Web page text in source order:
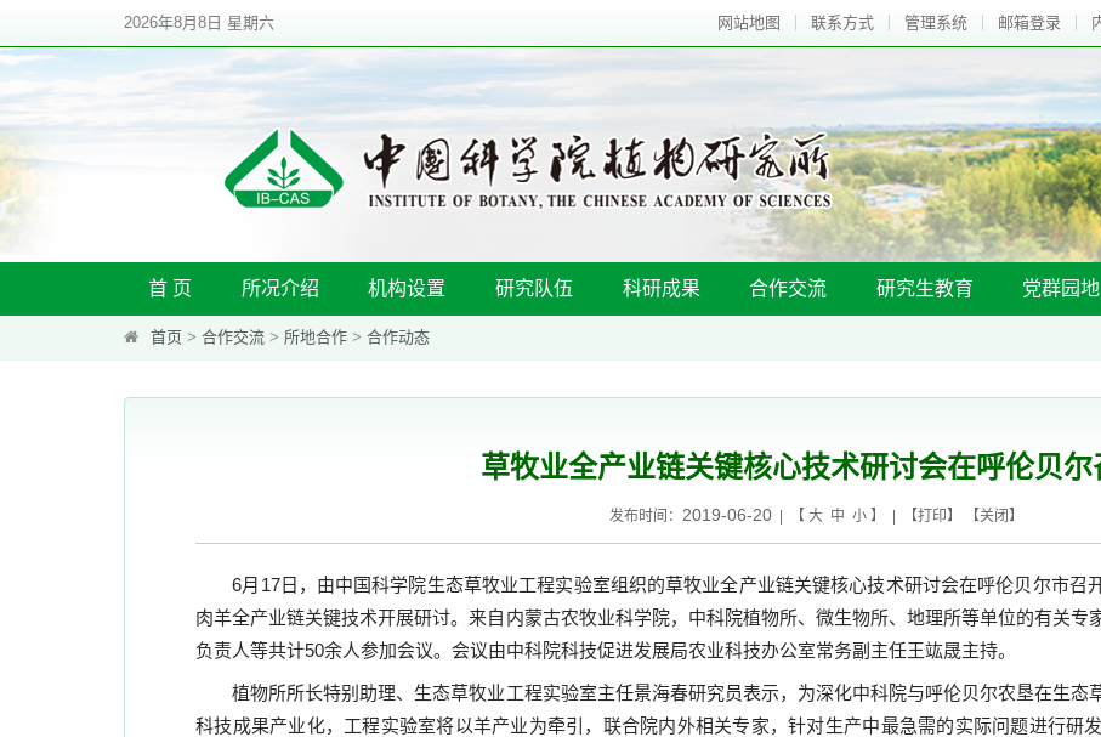
2026年8月8日 星期六 网站地图 联系方式 管理系统 邮箱登录
首 页 所况介绍 机构设置 研究队伍 科研成果 合作交流 研究生教育 党群园地
首页 > 合作交流 > 所地合作 > 合作动态
草牧业全产业链关键核心技术研讨会在呼伦贝尔
发布时间： 2019-06-20| 【 大 中 小】 | 【打印】 【关闭 】
6月 17日，由中国科学院生态草牧业工程实验室组织的草牧业全产业链关键核心技术研讨会在呼伦贝尔市召
肉羊全产业链关键技术开展研讨。来自内蒙古农牧业科学院，中科院植物所、微生物所、地理所等单位的有关专
负责人等共计50余人参加会议。会议由中科院科技促进发展局农业科技办公室常务副主任王竑晟主持。
植物所所长特别助理、生态草牧业工程实验室主任景海春研究员表示，为深化中科院与呼伦贝尔农垦在生态
科技成果产业化，工程实验室将以羊产业为牵引，联合院内外相关专家，针对生产中最急需的实际问题进行研